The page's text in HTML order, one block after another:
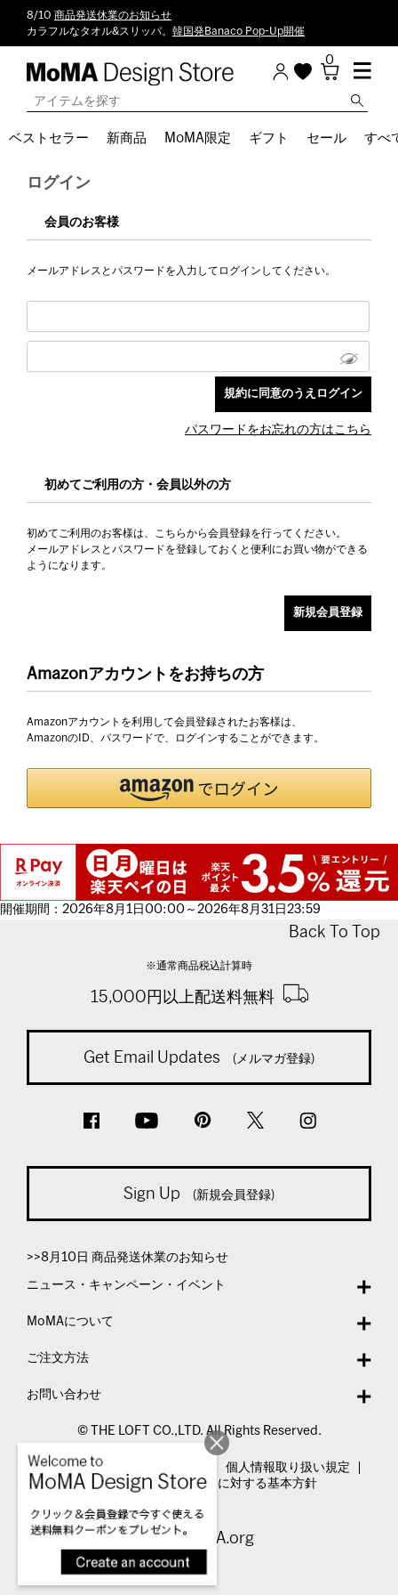
8/10 商品発送休業のお知らせ
カラフルなタオル&スリッパ。 韓国発Banaco Pop-Up開催
0
ベストセラー 新商品 MoMA限定 ギフト セール すべ
ログイン
会員のお客様
メールアドレスとパスワードを入力してログインしてください。
パスワードをお忘れの方はこちら
初めてご利用の方・会員以外の方
初めてご利用のお客様は、こちらから会員登録を行ってください。
メールアドレスとパスワードを登録しておくと便利にお買い物ができる
ようになります。
Amazonアカウントをお持ちの方
Amazonアカウントを利用して会員登録されたお客様は、
AmazonのID、パスワードで、ログインすることができます。
開催期間：2026年8月1日00:00～2026年8月31日23:59
Back To Top
※通常商品税込計算時
15,000円以上配送料無料
Get Email Updates (メルマガ登録)
Sign Up (新規会員登録)
>>8月10日 商品発送休業のお知らせ
ニュース・キャンペーン・イベント
MoMAについて
ご注文方法
お問い合わせ
© THE LOFT CO.,LTD. All Rights Reserved.
特定商取引法表示
個人情報取り扱い規定
カスタマーハラスメントに対する基本方針
Visit MoMA.org